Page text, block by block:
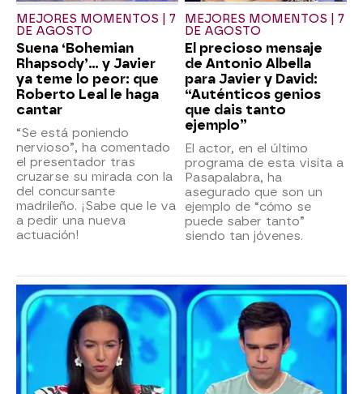
MEJORES MOMENTOS | 7
DE AGOSTO
Suena ‘Bohemian
Rhapsody’... y Javier
ya teme lo peor: que
Roberto Leal le haga
cantar
“Se está poniendo
nervioso”, ha comentado
el presentador tras
cruzarse su mirada con la
del concursante
madrileño. ¡Sabe que le va
a pedir una nueva
actuación!
MEJORES MOMENTOS | 7
DE AGOSTO
El precioso mensaje
de Antonio Albella
para Javier y David:
“Auténticos genios
que dais tanto
ejemplo”
El actor, en el último
programa de esta visita a
Pasapalabra, ha
asegurado que son un
ejemplo de “cómo se
puede saber tanto”
siendo tan jóvenes.